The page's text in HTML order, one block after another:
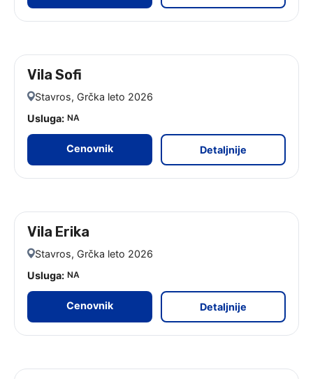
Vila Sofi
Stavros, Grčka leto 2026
Usluga: NA
Cenovnik Detaljnije
Vila Erika
Stavros, Grčka leto 2026
Usluga: NA
Cenovnik Detaljnije